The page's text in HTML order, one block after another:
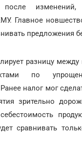
изменений,
Главное
предложения
разницу
по
налог мог
зрительно
сравнивать